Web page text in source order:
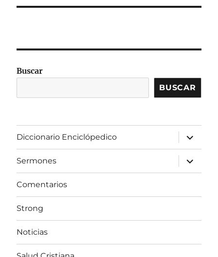
Buscar
BUSCAR
Diccionario Enciclópedico
expandir
el
menú
inferior
Sermones
expandir
el
menú
Comentarios
Strong
Noticias